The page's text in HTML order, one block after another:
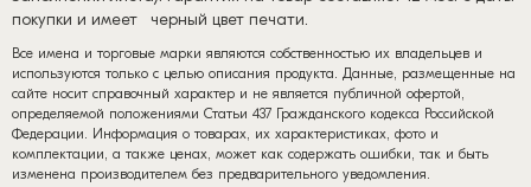
покупки и имеет
черный цвет печати.
Все имена и торговые марки являются собственностью их владельцев и
используются только с целью описания продукта. Данные, размещенные на
сайте носит справочный характер и не является публичной офертой,
определяемой положениями Статьи 437 Гражданского кодекса Российской
Федерации. Информация о товарах, их характеристиках, фото и
комплектации, а также ценах, может как содержать ошибки, так и быть
изменена производителем без предварительного уведомления.